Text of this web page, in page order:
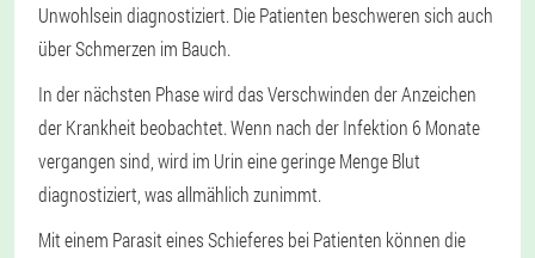
Unwohlsein diagnostiziert. Die Patienten beschweren sich auch
über Schmerzen im Bauch.
In der nächsten Phase wird das Verschwinden der Anzeichen
der Krankheit beobachtet. Wenn nach der Infektion 6 Monate
vergangen sind, wird im Urin eine geringe Menge Blut
diagnostiziert, was allmählich zunimmt.
Mit einem Parasit eines Schieferes bei Patienten können die